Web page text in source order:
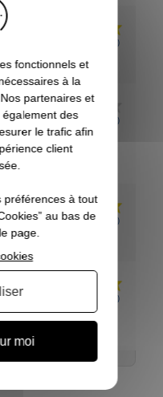
de commande : 10/04/2018)
de commande : 02/11/2017)
prix au top et peut
a l aide de son piquet
de commande : 23/08/2017)
de commande : 22/08/2017)
merci pour votre
fonctionnels et
à la
partenaires et
des
le trafic afin
client
préférences à tout
au bas de
page.
moi